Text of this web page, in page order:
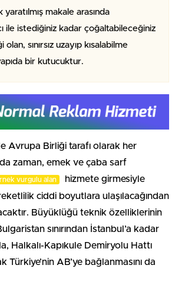
yaratılmış makale arasında
ile istediğiniz kadar çoğaltabileceğiniz
sınırsız uzayıp kısalabilme
bir kutucuktur.
Avrupa Birliği tarafı olarak her
zaman, emek ve çaba sarf
vurgulu alan
hizmete girmesiyle
ciddi boyutlara ulaşılacağından
Büyüklüğü teknik özelliklerinin
sınırından İstanbul’a kadar
Halkalı-Kapıkule Demiryolu Hattı
Türkiye’nin AB’ye bağlanmasını da